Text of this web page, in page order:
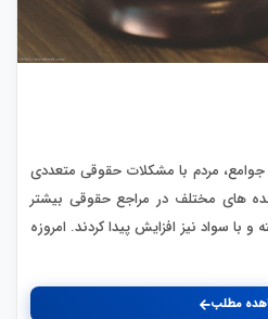
مردم با مشکلات حقوقی متعددی
های مختلف در مراجع حقوقی بیشتر
با سواد نیز افزایش پیدا کردند. امروزه
مطلب